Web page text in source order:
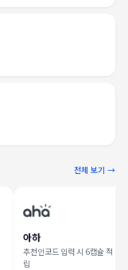
전체 보기 →
아하
추천인코드 입력 시 6캡슐 적
립